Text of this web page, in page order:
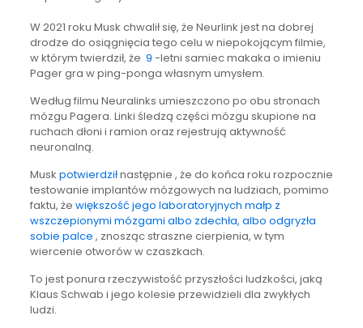
W 2021 roku Musk chwalił się, że Neurlink jest na dobrej
drodze do osiągnięcia tego celu w niepokojącym filmie,
w którym twierdził, że 9 -letni samiec makaka o imieniu
Pager gra w ping-ponga własnym umysłem.
Według filmu Neuralinks umieszczono po obu stronach
mózgu Pagera. Linki śledzą części mózgu skupione na
ruchach dłoni i ramion oraz rejestrują aktywność
neuronalną.
Musk potwierdziłnastępnie , że do końca roku rozpocznie
testowanie implantów mózgowych na ludziach, pomimo
faktu, że większość jego laboratoryjnych małp z
wszczepionymi mózgami albo zdechła, albo odgryzła
sobie palce , znosząc straszne cierpienia, w tym
wiercenie otworów w czaszkach.
To jest ponura rzeczywistość przyszłości ludzkości, jaką
Klaus Schwab i jego kolesie przewidzieli dla zwykłych
ludzi.